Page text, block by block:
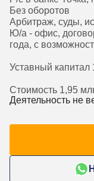
Без оборотов
Арбитраж, суды,
Ю/а - офис,
года, с
Уставный капитал
Стоимость 1,95
Деятельность не